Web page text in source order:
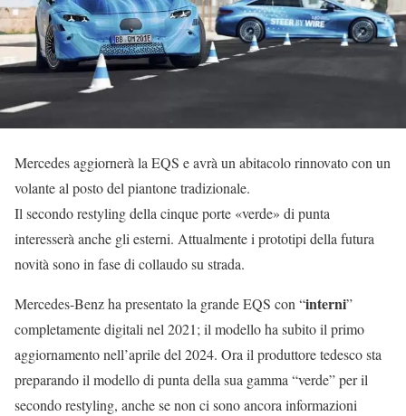
Mercedes aggiornerà la EQS e avrà un abitacolo rinnovato con un
volante al posto del piantone tradizionale.
Il secondo restyling della cinque porte «verde» di punta
interesserà anche gli esterni. Attualmente i prototipi della futura
novità sono in fase di collaudo su strada.
Mercedes-Benz ha presentato la grande EQS con “interni”
completamente digitali nel 2021; il modello ha subito il primo
aggiornamento nell’aprile del 2024. Ora il produttore tedesco sta
preparando il modello di punta della sua gamma “verde” per il
secondo restyling, anche se non ci sono ancora informazioni